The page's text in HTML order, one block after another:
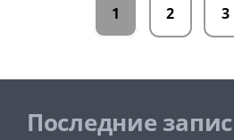
1 2 3
Последние